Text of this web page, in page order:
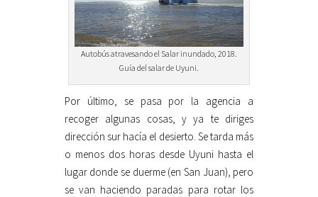
Autobús atravesando el Salar inundado, 2018.
Guía del salar de Uyuni.
Por último, se pasa por la agencia a
recoger algunas cosas, y ya te diriges
dirección sur hacía el desierto. Se tarda más
o menos dos horas desde Uyuni hasta el
lugar donde se duerme (en San Juan), pero
se van haciendo paradas para rotar los